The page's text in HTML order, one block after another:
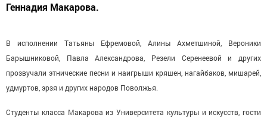
Геннадия Макарова.
В исполнении Татьяны Ефремовой, Алины Ахметшиной, Вероники
Барышниковой, Павла Александрова, Резели Серенеевой и других
прозвучали этнические песни и наигрыши кряшен, нагайбаков, мишарей,
удмуртов, эрзя и других народов Поволжья.
Студенты класса Макарова из Университета культуры и искусств, гости